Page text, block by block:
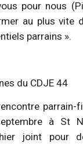
pour nous
au plus vite
parrains ».
du CDJE 44
parrain-
à St
joint pour